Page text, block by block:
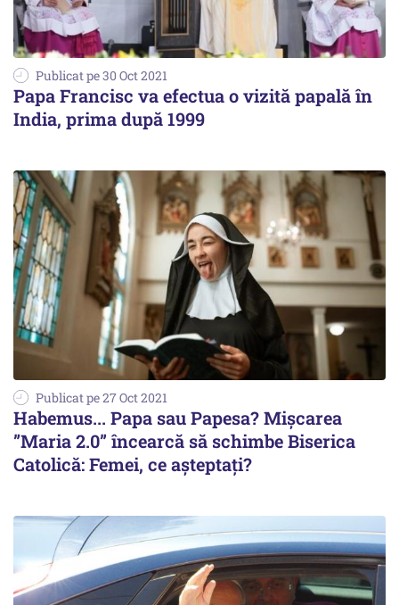
Publicat pe 30 Oct 2021
Papa Francisc va efectua o vizită papală în
India, prima după 1999
Publicat pe 27 Oct 2021
Habemus... Papa sau Papesa? Mișcarea
”Maria 2.0” încearcă să schimbe Biserica
Catolică: Femei, ce așteptați?